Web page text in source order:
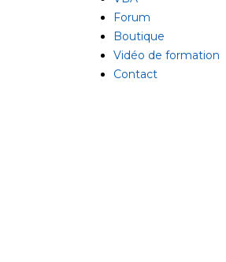
Forum
Boutique
Vidéo de formation
Contact